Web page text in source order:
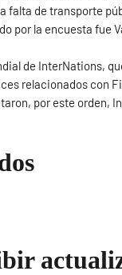
falta de transporte
por la encuesta fue
de InterNations,
relacionados con
por este orden,